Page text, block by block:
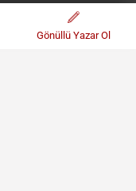
Gönüllü Yazar Ol